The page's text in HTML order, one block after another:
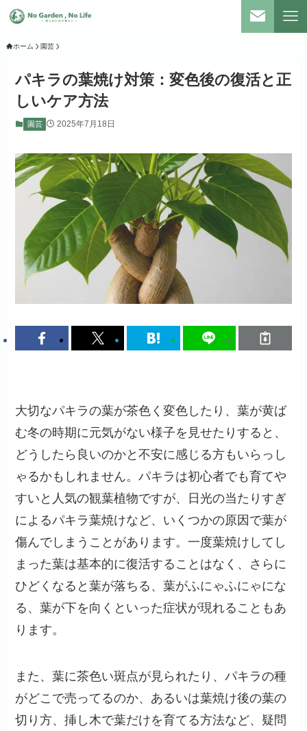
ホーム 園芸
パキラの葉焼け対策：変色後の復活と正
しいケア方法
園芸 2025年7月18日
大切なパキラの葉が茶色く変色したり、葉が黄ば
む冬の時期に元気がない様子を見せたりすると、
どうしたら良いのかと不安に感じる方もいらっし
ゃるかもしれません。パキラは初心者でも育てや
すいと人気の観葉植物ですが、日光の当たりすぎ
によるパキラ葉焼けなど、いくつかの原因で葉が
傷んでしまうことがあります。一度葉焼けしてし
まった葉は基本的に復活することはなく、さらに
ひどくなると葉が落ちる、葉がふにゃふにゃにな
る、葉が下を向くといった症状が現れることもあ
ります。
また、葉に茶色い斑点が見られたり、パキラの種
がどこで売ってるのか、あるいは葉焼け後の葉の
切り方、挿し木で葉だけを育てる方法など、疑問